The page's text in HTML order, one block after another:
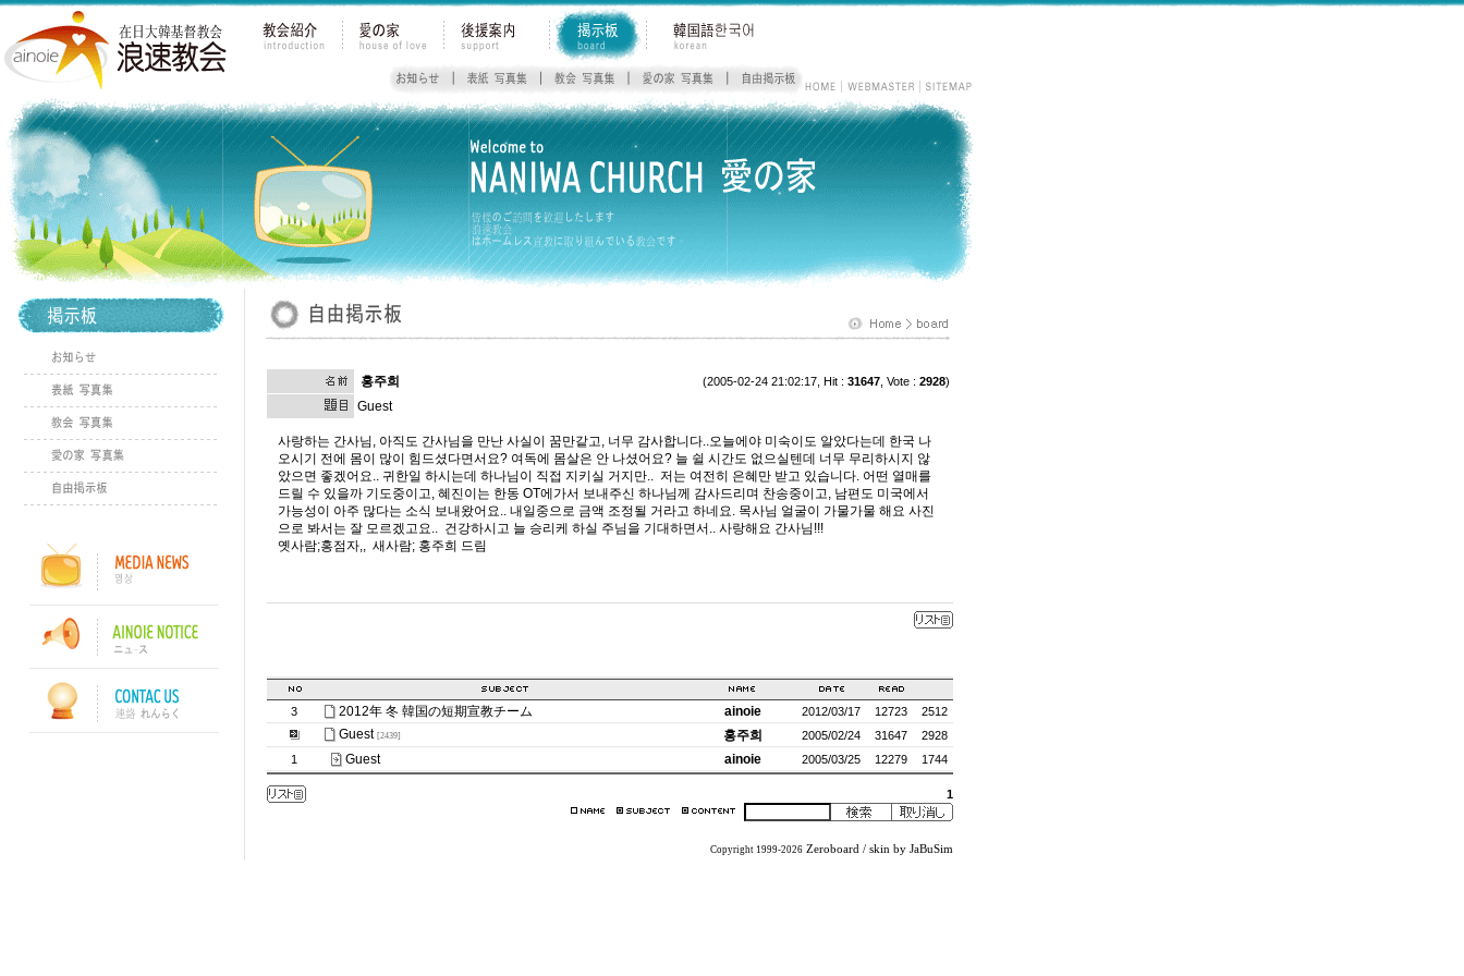
홍주희 (2005-02-24 21:02:17, Hit : 31647 , Vote : 2928)
Guest
사랑하는 간사님, 아직도 간사님을 만난 사실이 꿈만같고, 너무 감사합니다..오늘에야 미숙이도 알았다는데 한국 나
오시기 전에 몸이 많이 힘드셨다면서요? 여독에 몸살은 안 나셨어요? 늘 쉴 시간도 없으실텐데 너무 무리하시지 않
았으면 좋겠어요.. 귀한일 하시는데 하나님이 직접 지키실 거지만.. 저는 여전히 은혜만 받고 있습니다. 어떤 열매를
드릴 수 있을까 기도중이고, 혜진이는 한동 OT에가서 보내주신 하나님께 감사드리며 찬송중이고, 남편도 미국에서
가능성이 아주 많다는 소식 보내왔어요.. 내일중으로 금액 조정될 거라고 하네요. 목사님 얼굴이 가물가물 해요 사진
으로 봐서는 잘 모르겠고요.. 건강하시고 늘 승리케 하실 주님을 기대하면서.. 사랑해요 간사님!!!
옛사람;홍점자,, 새사람; 홍주희 드림
3 2012年 冬 韓国の短期宣教チーム ainoie 2012/03/17 12723 2512
Guest [2439] 홍주희 2005/02/24 31647
2928
1
Guest ainoie 2005/03/25 12279 1744
1
Copyright 1999-2026 Zeroboard / skin by JaBuSim